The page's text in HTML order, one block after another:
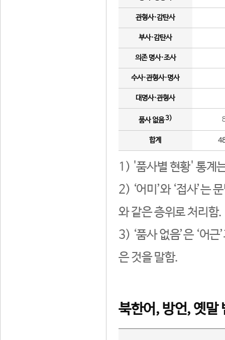
관형사·감탄사
부사·감탄사
의존 명사·조사
수사·관형사·명사
대명사·관형사
품사 없음3)
합계
1) '품사별 현황' 통계
2) ‘어미’와 ‘접사’는
와 같은 층위로 처리함.
3) ‘품사 없음’은 ‘어
은 것을 말함.
북한어, 방언, 옛말